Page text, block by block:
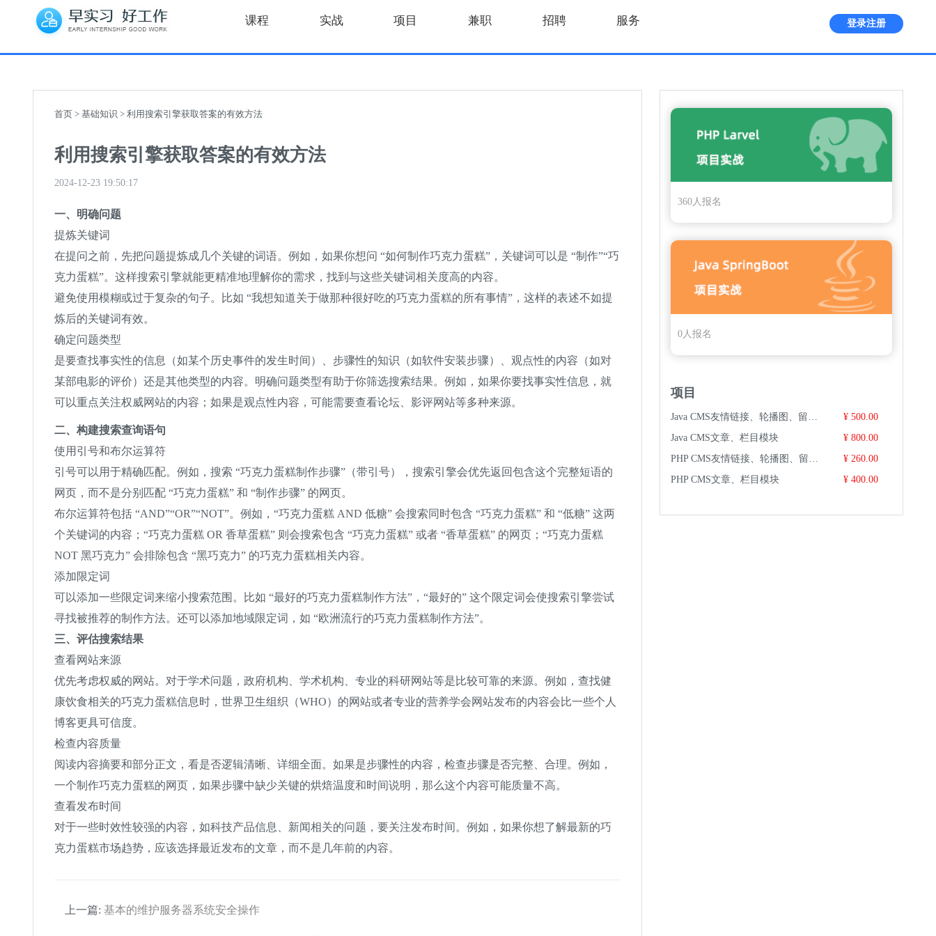
课程 实战 项目 兼职 招聘 服务 登录注册
首页 > 基础知识 > 利用搜索引擎获取答案的有效方法
利用搜索引擎获取答案的有效方法
2024-12-23 19:50:17
一、明确问题
提炼关键词
在提问之前，先把问题提炼成几个关键的词语。例如，如果你想问 “如何制作巧克力蛋糕”，关键词可以是 “制作”“巧
克力蛋糕”。这样搜索引擎就能更精准地理解你的需求，找到与这些关键词相关度高的内容。
避免使用模糊或过于复杂的句子。比如 “我想知道关于做那种很好吃的巧克力蛋糕的所有事情”，这样的表述不如提
炼后的关键词有效。
确定问题类型
是要查找事实性的信息（如某个历史事件的发生时间）、步骤性的知识（如软件安装步骤）、观点性的内容（如对
某部电影的评价）还是其他类型的内容。明确问题类型有助于你筛选搜索结果。例如，如果你要找事实性信息，就
可以重点关注权威网站的内容；如果是观点性内容，可能需要查看论坛、影评网站等多种来源。
二、构建搜索查询语句
使用引号和布尔运算符
引号可以用于精确匹配。例如，搜索 “巧克力蛋糕制作步骤”（带引号），搜索引擎会优先返回包含这个完整短语的
网页，而不是分别匹配 “巧克力蛋糕” 和 “制作步骤” 的网页。
布尔运算符包括 “AND”“OR”“NOT”。例如，“巧克力蛋糕 AND 低糖” 会搜索同时包含 “巧克力蛋糕” 和 “低糖” 这两
个关键词的内容；“巧克力蛋糕 OR 香草蛋糕” 则会搜索包含 “巧克力蛋糕” 或者 “香草蛋糕” 的网页；“巧克力蛋糕
NOT 黑巧克力” 会排除包含 “黑巧克力” 的巧克力蛋糕相关内容。
添加限定词
可以添加一些限定词来缩小搜索范围。比如 “最好的巧克力蛋糕制作方法”，“最好的” 这个限定词会使搜索引擎尝试
寻找被推荐的制作方法。还可以添加地域限定词，如 “欧洲流行的巧克力蛋糕制作方法”。
三、评估搜索结果
查看网站来源
优先考虑权威的网站。对于学术问题，政府机构、学术机构、专业的科研网站等是比较可靠的来源。例如，查找健
康饮食相关的巧克力蛋糕信息时，世界卫生组织（WHO）的网站或者专业的营养学会网站发布的内容会比一些个人
博客更具可信度。
检查内容质量
阅读内容摘要和部分正文，看是否逻辑清晰、详细全面。如果是步骤性的内容，检查步骤是否完整、合理。例如，
一个制作巧克力蛋糕的网页，如果步骤中缺少关键的烘焙温度和时间说明，那么这个内容可能质量不高。
查看发布时间
对于一些时效性较强的内容，如科技产品信息、新闻相关的问题，要关注发布时间。例如，如果你想了解最新的巧
克力蛋糕市场趋势，应该选择最近发布的文章，而不是几年前的内容。
上一篇: 基本的维护服务器系统安全操作
360人报名
0人报名
项目
Java CMS友情链接、轮播图、留言管理模块
¥ 500.00
Java CMS文章、栏目模块
¥ 800.00
PHP CMS友情链接、轮播图、留言管理模块
¥ 260.00
PHP CMS文章、栏目模块
¥ 400.00